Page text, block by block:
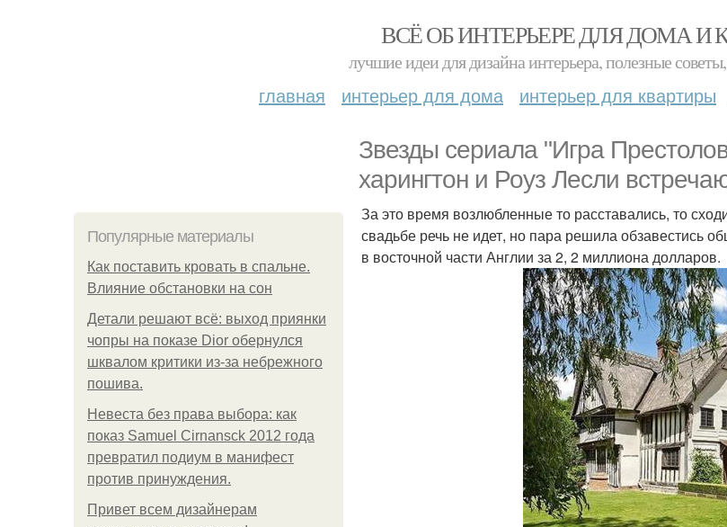
ВСЁ ОБ ИНТЕРЬЕРЕ ДЛЯ ДОМА И
лучшие идеи для дизайна интерьера, полезные
главная интерьер для дома интерьер для квартиры
Звезды сериала "Игра
харингтон и Роуз Лесли
Популярные материалы
Как поставить кровать в спальне.
Влияние обстановки на сон
Детали решают всё: выход приянки
чопры на показе Dior обернулся
шквалом критики из-за небрежного
пошива.
Невеста без права выбора: как
показ Samuel Cirnansck 2012 года
превратил подиум в манифест
против принуждения.
Привет всем дизайнерам
За это время возлюбленные то расставались, то
свадьбе речь не идет, но пара решила обзавестись
в восточной части Англии за 2, 2 миллиона долларов.